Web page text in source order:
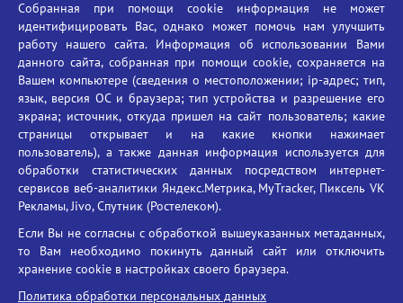
Противодействие угрозам информационной безопасности
Социальные ролики - Генеральная прокуратура РФ
Противодействие коррупции
БГУ против наркотиков
Брянский государственный университет
имени академика И.Г. Петровского
Время работы: пн-пт 09:00-18:00
Телефон: +7(4832)58-90-85
Собранная при помощи cookie информация не может
идентифицировать Вас, однако может помочь нам улучшить
работу нашего сайта. Информация об использовании Вами
данного сайта, собранная при помощи cookie, сохраняется на
Вашем компьютере (сведения о местоположении; ip-адрес; тип,
язык, версия ОС и браузера; тип устройства и разрешение его
экрана; источник, откуда пришел на сайт пользователь; какие
страницы открывает и на какие кнопки нажимает
пользователь), а также данная информация используется для
обработки статистических данных посредством интернет-
сервисов веб-аналитики Яндекс.Метрика, MyTracker, Пиксель VK
Рекламы, Jivo, Спутник (Ростелеком).
Если Вы не согласны с обработкой вышеуказанных метаданных,
то Вам необходимо покинуть данный сайт или отключить
хранение cookie в настройках своего браузера.
Политика обработки персональных данных